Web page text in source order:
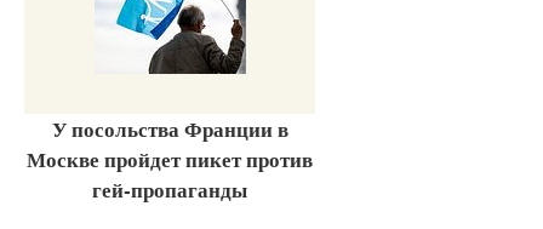
У посольства Франции в
Москве пройдет пикет против
гей-пропаганды